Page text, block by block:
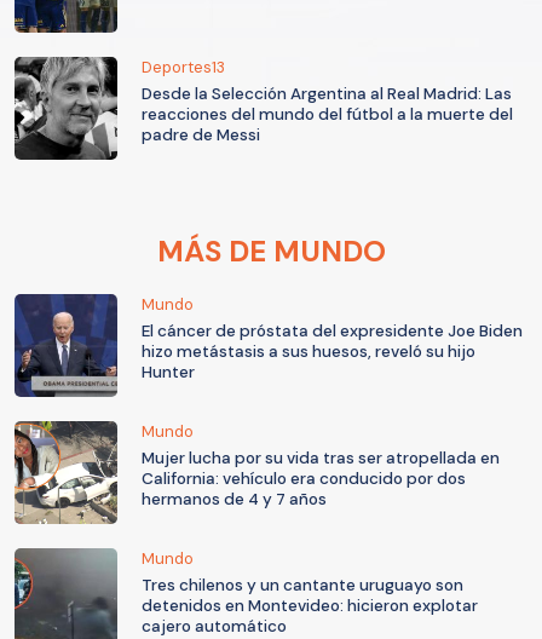
Deportes13
Desde la Selección Argentina al Real Madrid: Las
reacciones del mundo del fútbol a la muerte del
padre de Messi
MÁS DE MUNDO
Mundo
El cáncer de próstata del expresidente Joe Biden
hizo metástasis a sus huesos, reveló su hijo
Hunter
Mundo
Mujer lucha por su vida tras ser atropellada en
California: vehículo era conducido por dos
hermanos de 4 y 7 años
Mundo
Tres chilenos y un cantante uruguayo son
detenidos en Montevideo: hicieron explotar
cajero automático